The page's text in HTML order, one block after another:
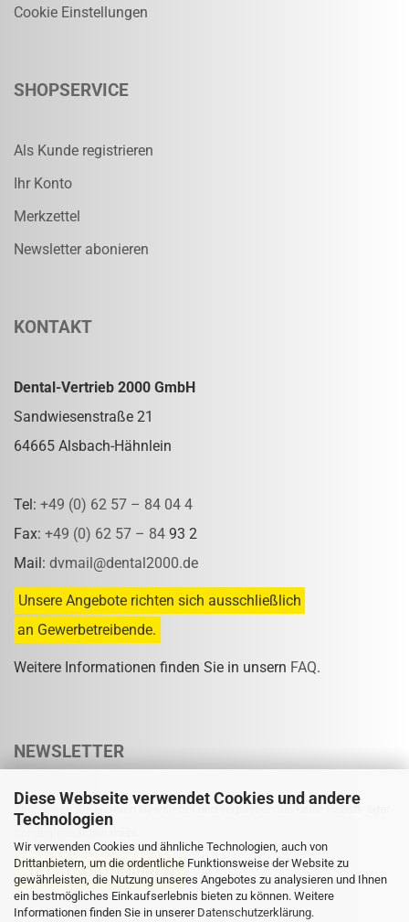
Diese Webseite verwendet Cookies und andere
Technologien
Wir verwenden Cookies und ähnliche Technologien, auch von
Drittanbietern, um die ordentliche Funktionsweise der Website zu
gewährleisten, die Nutzung unseres Angebotes zu analysieren und Ihnen
ein bestmögliches Einkaufserlebnis bieten zu können. Weitere
Informationen finden Sie in unserer Datenschutzerklärung.
Cookie Einstellungen
SHOPSERVICE
Als Kunde registrieren
Ihr Konto
Merkzettel
Newsletter abonieren
KONTAKT
Dental-Vertrieb 2000 GmbH
Sandwiesenstraße 21
64665 Alsbach-Hähnlein
Tel: +49 (0) 62 57 – 84 04 4
Fax: +49 (0) 62 57 – 84 93 2
Mail: dvmail@dental2000.de
Unsere Angebote richten sich ausschließlich
an Gewerbetreibende.
Weitere Informationen finden Sie in unsern FAQ.
NEWSLETTER
Abonnieren Sie unseren Newsletter und verpassen Sie keine Rabatt- oder
Sonderpreisaktion mehr.
Eine Abmeldung ist jederzeit möglich.